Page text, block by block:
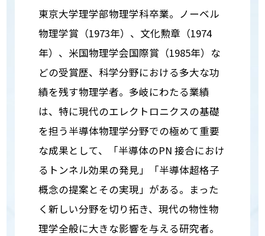
東京大学理学部物理学科卒業。ノーベル
物理学賞（1973年）、文化勲章（1974
年）、米国物理学会国際賞（1985年）な
どの受賞歴、科学分野における多大な功
績を残す物理学者。多岐にわたる業績
は、特に現代のエレクトロニクスの基礎
を担う半導体物理学分野での極めて重要
な成果として、「半導体のPN 接合におけ
るトンネル効果の発見」「半導体超格子
概念の提案とその実現」がある。まった
く新しい分野を切り拓き、現代の物性物
理学全般に大きな影響を与える研究者。